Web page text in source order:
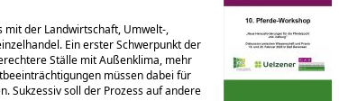
der Landwirtschaft, Umwelt-,
Ein erster Schwerpunkt der
Ställe mit Außenklima, mehr
müssen dabei für
Sukzessiv soll der Prozess auf andere